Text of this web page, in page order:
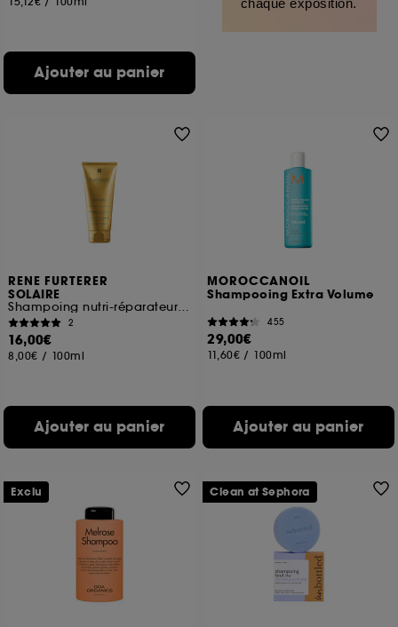
Ajouter au panier
chaque exposition.
RENE FURTERER
SOLAIRE
Shampoing nutri-réparateur après soleil
2
16,00€
8,00€ / 100ml
Ajouter au panier
MOROCCANOIL
Shampooing Extra Volume
455
29,00€
11,60€ / 100ml
Ajouter au panier
Exclu Clean at Sephora